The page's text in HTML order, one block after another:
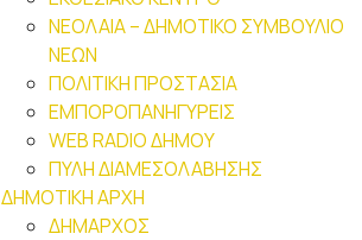
ΝΕΟΛΑΙA – ΔΗΜΟΤΙΚΟ ΣΥΜΒΟΥΛΙΟ
ΝΕΩΝ
ΠΟΛΙΤΙΚΗ ΠΡΟΣΤΑΣΙΑ
ΕΜΠΟΡΟΠΑΝΗΓΥΡΕΙΣ
WEB RADIO ΔΗΜΟΥ
ΠΥΛΗ ΔΙΑΜΕΣΟΛΑΒΗΣΗΣ
ΔΗΜΟΤΙΚΗ ΑΡΧΗ
ΔΗΜΑΡΧΟΣ